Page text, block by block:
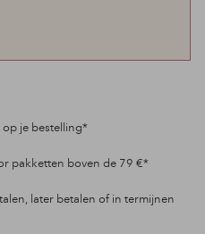
je bestelling*
pakketten boven de 79 €*
later betalen of in termijnen